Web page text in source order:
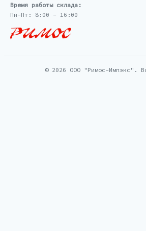
Время работы склада:
Пн-Пт: 8:00 - 16:00
© 2026 ООО "Римос-Импэкс".